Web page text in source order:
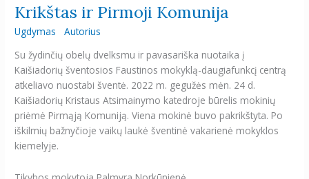
Krikštas ir Pirmoji Komunija
Ugdymas Autorius
Su žydinčių obelų dvelksmu ir pavasariška nuotaika į
Kaišiadorių šventosios Faustinos mokyklą-daugiafunkcį centrą
atkeliavo nuostabi šventė. 2022 m. gegužės mėn. 24 d.
Kaišiadorių Kristaus Atsimainymo katedroje būrelis mokinių
priėmė Pirmąją Komuniją. Viena mokinė buvo pakrikštyta. Po
iškilmių bažnyčioje vaikų laukė šventinė vakarienė mokyklos
kiemelyje.
Pirmoji
Komunija